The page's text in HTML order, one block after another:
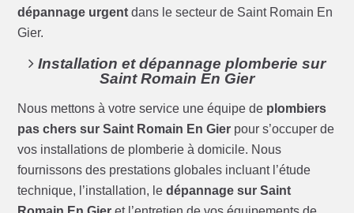
dépannage urgent dans le secteur de Saint Romain En
Gier.
Installation et dépannage plomberie sur
Saint Romain En Gier
Nous mettons à votre service une équipe de plombiers
pas chers sur Saint Romain En Gier pour s’occuper de
vos installations de plomberie à domicile. Nous
fournissons des prestations globales incluant l’étude
technique, l’installation, ledépannage sur Saint